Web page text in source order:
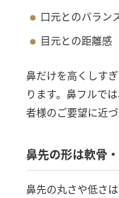
口元とのバラン
目元との距離感
鼻だけを高くしす
ります。鼻フルで
者様のご要望に近
鼻先の形は軟骨
鼻先の丸さや低さ